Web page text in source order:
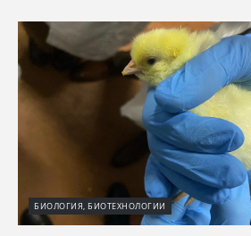
БИОЛОГИЯ, БИОТЕХНОЛОГИИ